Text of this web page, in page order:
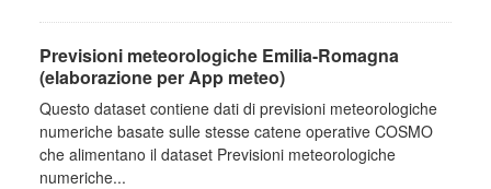
Previsioni meteorologiche Emilia-Romagna
(elaborazione per App meteo)
Questo dataset contiene dati di previsioni meteorologiche
numeriche basate sulle stesse catene operative COSMO
che alimentano il dataset Previsioni meteorologiche
numeriche...